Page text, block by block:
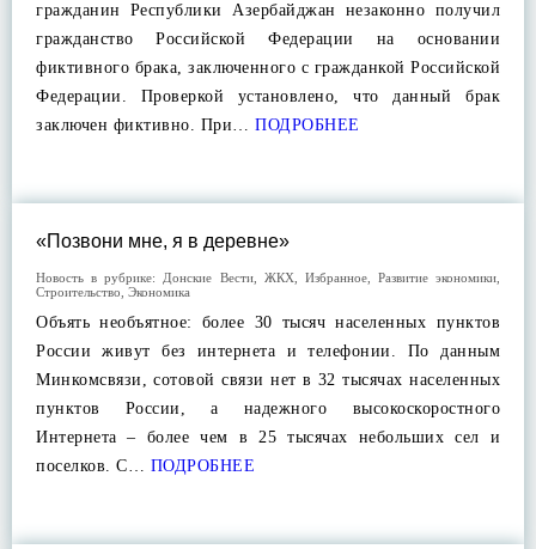
гражданин Республики Азербайджан незаконно получил
гражданство Российской Федерации на основании
фиктивного брака, заключенного с гражданкой Российской
Федерации. Проверкой установлено, что данный брак
заключен фиктивно. При… ПОДРОБНЕЕ
«Позвони мне, я в деревне»
Новость в рубрике: Донские Вести, ЖКХ Избранное, Развитие экономики
Строительство Экономика
Объять необъятное: более 30 тысяч населенных пунктов
России живут без интернета и телефонии. По данным
Минкомсвязи, сотовой связи нет в 32 тысячах населенных
пунктов России, а надежного высокоскоростного
Интернета – более чем в 25 тысячах небольших сел и
поселков. С… ПОДРОБНЕЕ